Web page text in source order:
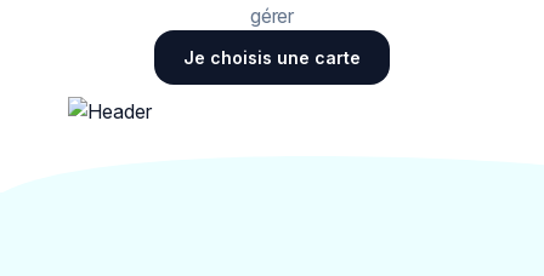
gérer
Je choisis une carte